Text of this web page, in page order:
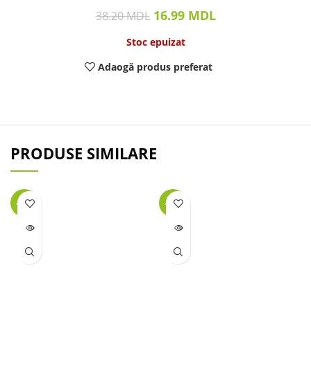
38.20MDL 16.99 MDL
Stoc epuizat
Adaogă produs preferat
PRODUSE SIMILARE
-25%
LIPSĂ
-46%
LIPSĂ